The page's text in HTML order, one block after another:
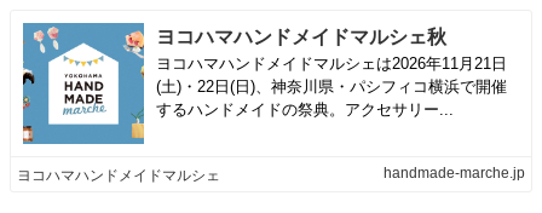
ヨコハマハンドメイドマルシェ秋
ヨコハマハンドメイドマルシェは2026年11月21日
(土)・22日(日)、神奈川県・パシフィコ横浜で開催
するハンドメイドの祭典。アクセサリー...
ヨコハマハンドメイドマルシェ handmade-marche.jp